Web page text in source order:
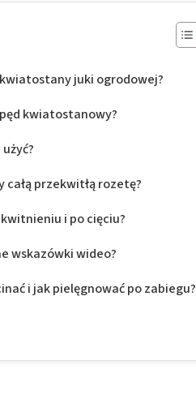
juki ogrodowej?
kwiatostanowy?
całą przekwitłą rozetę?
i po cięciu?
wskazówki wideo?
i jak pielęgnować po zabiegu?